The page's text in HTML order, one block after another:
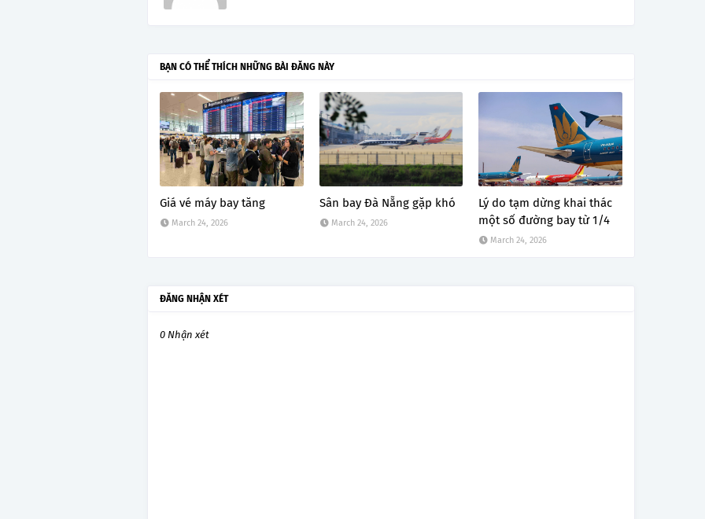
BẠN CÓ THỂ THÍCH NHỮNG BÀI ĐĂNG NÀY
Giá vé máy bay tăng
March 24, 2026
Sân bay Đà Nẵng gặp khó
March 24, 2026
Lý do tạm dừng khai thác
một số đường bay từ 1/4
March 24, 2026
ĐĂNG NHẬN XÉT
0 Nhận xét